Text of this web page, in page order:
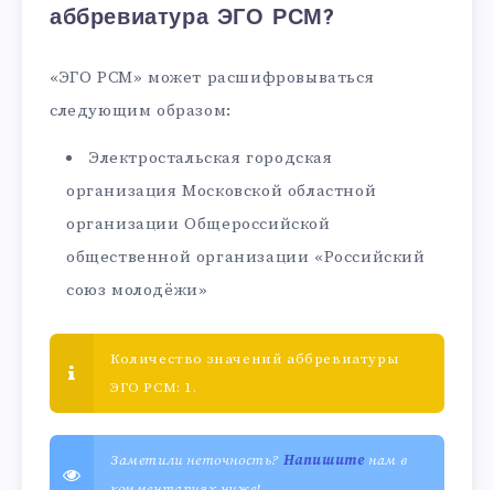
аббревиатура ЭГО РСМ?
«ЭГО РСМ» может расшифровываться
следующим образом:
Электростальская городская
организация Московской областной
организации Общероссийской
общественной организации «Российский
союз молодёжи»
Количество значений аббревиатуры
ЭГО РСМ: 1.
Заметили неточность? Напишитенам в